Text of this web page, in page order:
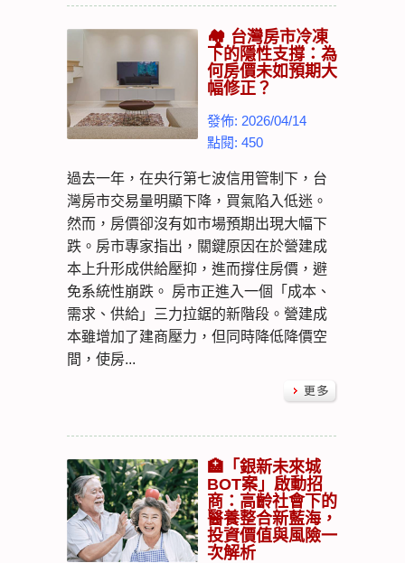
🏘️ 台灣房市冷凍
下的隱性支撐：為
何房價未如預期大
幅修正？
發佈: 2026/04/14
點閱: 450
過去一年，在央行第七波信用管制下，台
灣房市交易量明顯下降，買氣陷入低迷。
然而，房價卻沒有如市場預期出現大幅下
跌。房市專家指出，關鍵原因在於營建成
本上升形成供給壓抑，進而撐住房價，避
免系統性崩跌。 房市正進入一個「成本、
需求、供給」三力拉鋸的新階段。營建成
本雖增加了建商壓力，但同時降低降價空
間，使房...
🏥「銀新未來城
BOT案」啟動招
商：高齡社會下的
醫養整合新藍海，
投資價值與風險一
次解析